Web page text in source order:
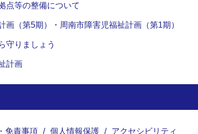
点等の整備について
画（第5期）・周南市障害児福祉計画（第1期）
守りましょう
計画
免責事項 個人情報保護 アクセシビリティ